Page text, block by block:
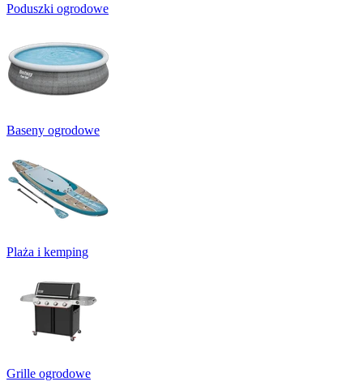
Poduszki ogrodowe
Baseny ogrodowe
Plaża i kemping
Grille ogrodowe